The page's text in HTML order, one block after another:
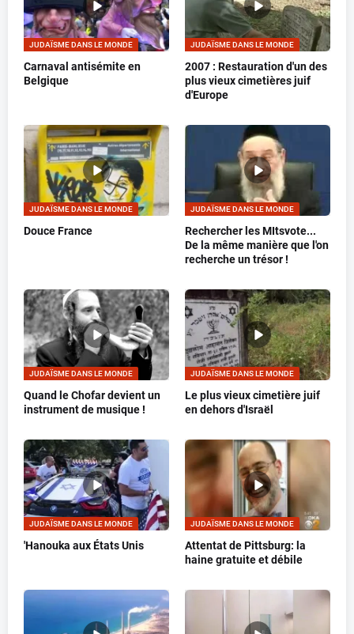
JUDAÏSME DANS LE MONDE
Carnaval antisémite en
Belgique
JUDAÏSME DANS LE MONDE
2007 : Restauration d'un des
plus vieux cimetières juif
d'Europe
JUDAÏSME DANS LE MONDE
Douce France
JUDAÏSME DANS LE MONDE
Rechercher les MItsvote...
De la même manière que l'on
recherche un trésor !
JUDAÏSME DANS LE MONDE
Quand le Chofar devient un
instrument de musique !
JUDAÏSME DANS LE MONDE
Le plus vieux cimetière juif
en dehors d'Israël
JUDAÏSME DANS LE MONDE
'Hanouka aux États Unis
JUDAÏSME DANS LE MONDE
Attentat de Pittsburg: la
haine gratuite et débile